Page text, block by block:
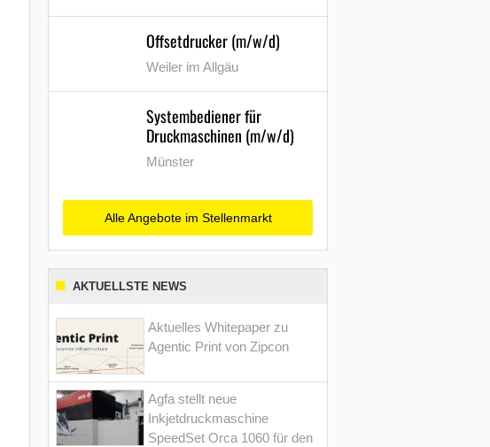
Offsetdrucker (m/w/d)
Weiler im Allgäu
Systembediener für
Druckmaschinen (m/w/d)
Münster
Alle Angebote im Stellenmarkt
AKTUELLSTE NEWS
Aktuelles Whitepaper zu
Agentic Print von Zipcon
Agfa stellt neue
Inkjetdruckmaschine
SpeedSet Orca 1060 für den